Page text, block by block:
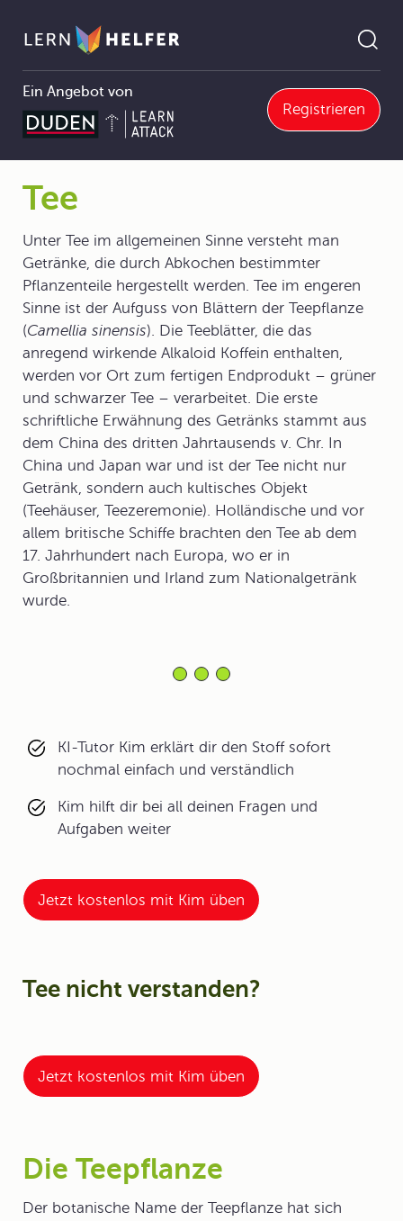
Ein Angebot von
Registrieren
Pfadnavigation
Biologie 2 Äußerer und innerer Bau von Organismen 2.7.3 Nutzpflanzen der Heimat und anderer Gebiete der Erde Tee
Tee
Unter Tee im allgemeinen Sinne versteht man
Getränke, die durch Abkochen bestimmter
Pflanzenteile hergestellt werden. Tee im engeren
Sinne ist der Aufguss von Blättern der Teepflanze
(Camellia sinensis). Die Teeblätter, die das
anregend wirkende Alkaloid Koffein enthalten,
werden vor Ort zum fertigen Endprodukt – grüner
und schwarzer Tee – verarbeitet. Die erste
schriftliche Erwähnung des Getränks stammt aus
dem China des dritten Jahrtausends v. Chr. In
China und Japan war und ist der Tee nicht nur
Getränk, sondern auch kultisches Objekt
(Teehäuser, Teezeremonie). Holländische und vor
allem britische Schiffe brachten den Tee ab dem
17. Jahrhundert nach Europa, wo er in
Großbritannien und Irland zum Nationalgetränk
wurde.
KI-Tutor Kim erklärt dir den Stoff sofort
nochmal einfach und verständlich
Kim hilft dir bei all deinen Fragen und
Aufgaben weiter
Jetzt kostenlos mit Kim üben
Tee nicht verstanden?
Jetzt kostenlos mit Kim üben
Die Teepflanze
Der botanische Name der Teepflanze hat sich